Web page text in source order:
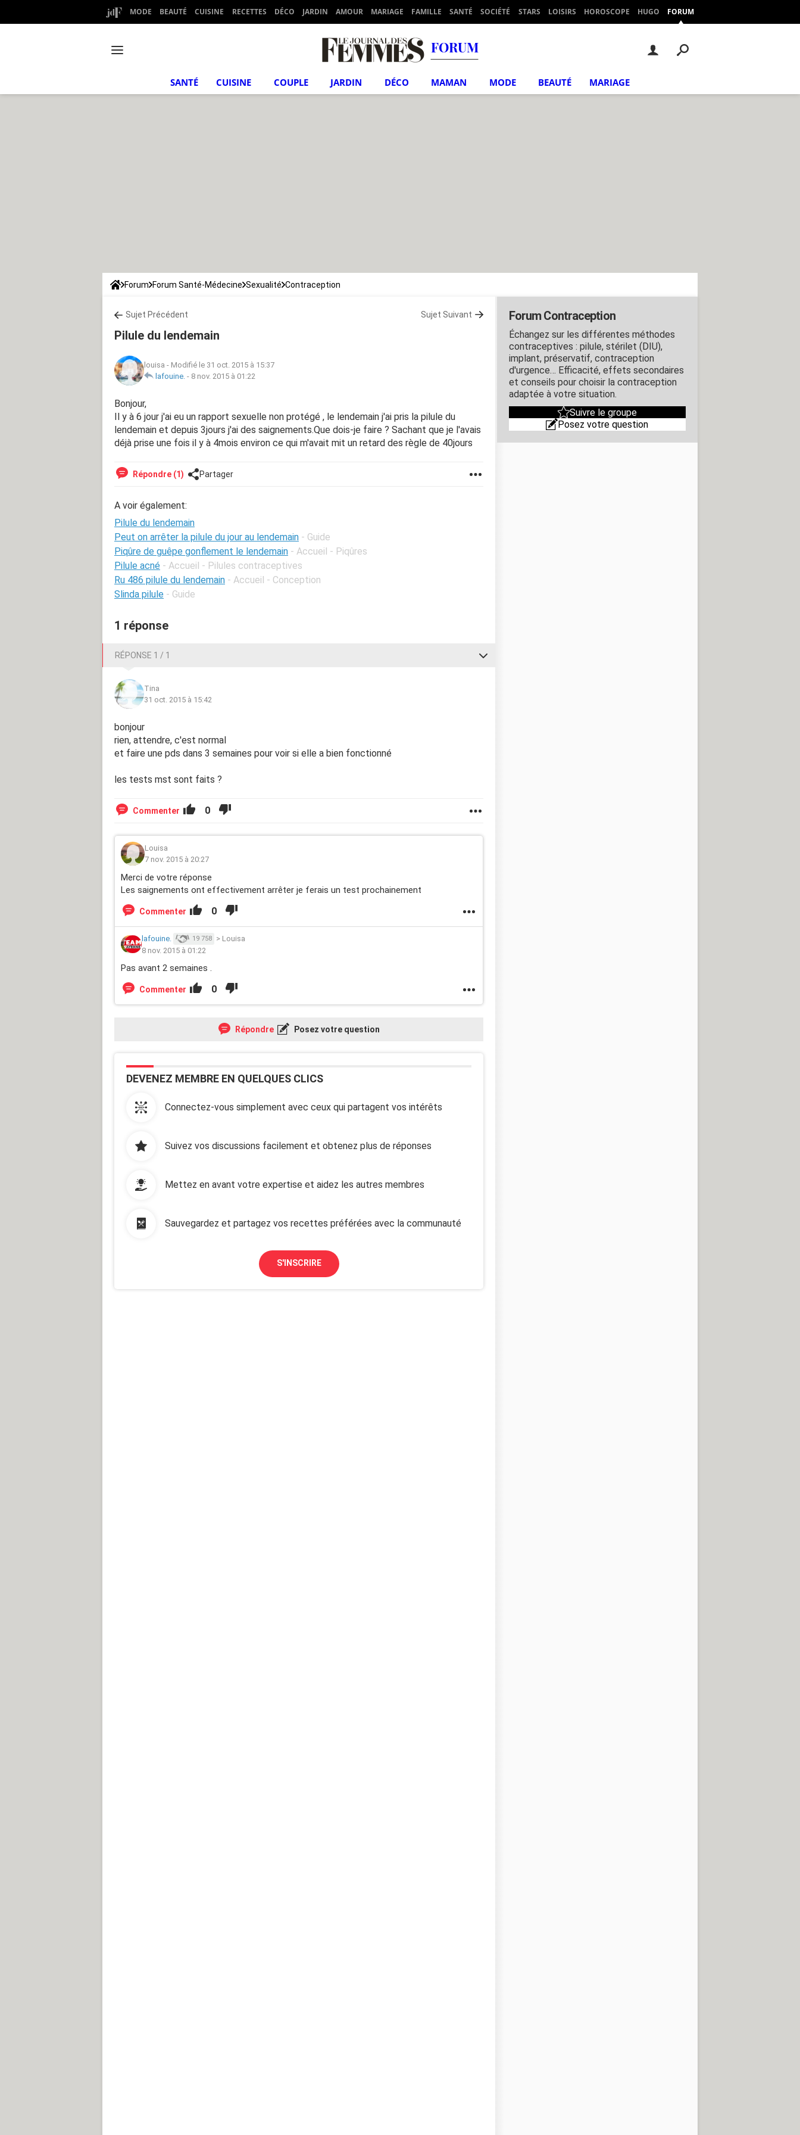
MODE BEAUTÉ CUISINE RECETTES DÉCO JARDIN AMOUR MARIAGE FAMILLE SANTÉ SOCIÉTÉ STARS LOISIRS HOROSCOPE HUGO FORUM
FORUM
SANTÉ CUISINE COUPLE JARDIN DÉCO MAMAN MODE BEAUTÉ MARIAGE
Forum Forum Santé-Médecine Sexualité Contraception
Sujet Précédent Sujet Suivant
Pilule du lendemain
louisa - Modifié le 31 oct. 2015 à 15:37
lafouine. - 8 nov. 2015 à 01:22
Bonjour,
Il y à 6 jour j'ai eu un rapport sexuelle non protégé , le lendemain j'ai pris la pilule du
lendemain et depuis 3jours j'ai des saignements.Que dois-je faire ? Sachant que je l'avais
déjà prise une fois il y à 4mois environ ce qui m'avait mit un retard des règle de 40jours
Répondre (1) Partager
A voir également:
Pilule du lendemain
Peut on arrêter la pilule du jour au lendemain - Guide
Piqûre de guêpe gonflement le lendemain - Accueil - Piqûres
Pilule acné - Accueil - Pilules contraceptives
Ru 486 pilule du lendemain - Accueil - Conception
Slinda pilule - Guide
1 réponse
RÉPONSE 1 / 1
Tina
31 oct. 2015 à 15:42
bonjour
rien, attendre, c'est normal
et faire une pds dans 3 semaines pour voir si elle a bien fonctionné
les tests mst sont faits ?
Commenter 0
Louisa
7 nov. 2015 à 20:27
Merci de votre réponse
Les saignements ont effectivement arrêter je ferais un test prochainement
Commenter 0
lafouine. 19 758 > Louisa
8 nov. 2015 à 01:22
Pas avant 2 semaines .
Commenter 0
Répondre Posez votre question
DEVENEZ MEMBRE EN QUELQUES CLICS
Connectez-vous simplement avec ceux qui partagent vos intérêts
Suivez vos discussions facilement et obtenez plus de réponses
Mettez en avant votre expertise et aidez les autres membres
Sauvegardez et partagez vos recettes préférées avec la communauté
S'INSCRIRE
Forum Contraception
Échangez sur les différentes méthodes
contraceptives : pilule, stérilet (DIU),
implant, préservatif, contraception
d'urgence… Efficacité, effets secondaires
et conseils pour choisir la contraception
adaptée à votre situation.
Suivre le groupe
Posez votre question